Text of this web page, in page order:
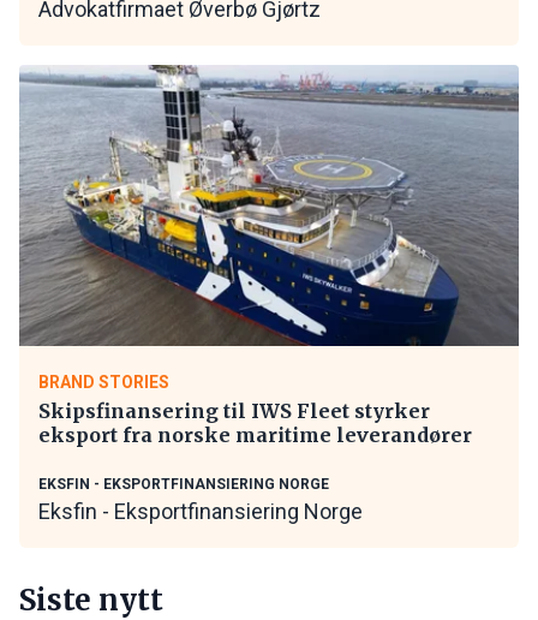
Advokatfirmaet Øverbø Gjørtz
BRAND STORIES
Skipsfinansering til IWS Fleet styrker
eksport fra norske maritime leverandører
EKSFIN - EKSPORTFINANSIERING NORGE
Eksfin - Eksportfinansiering Norge
Siste nytt